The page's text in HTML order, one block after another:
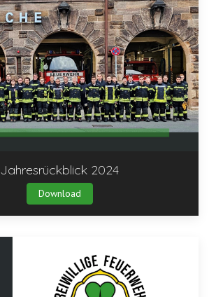
Jahresrückblick 2024
Download